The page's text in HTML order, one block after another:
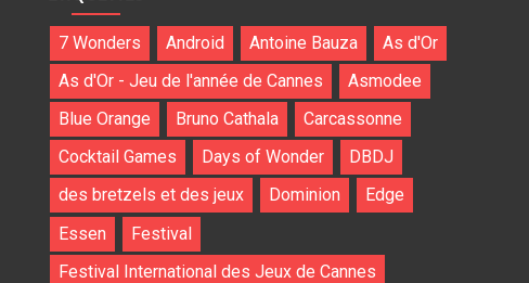
7 Wonders Android Antoine Bauza
As d'Or
As d'Or - Jeu de l'année de Cannes
Asmodee
Blue Orange
Bruno Cathala
Carcassonne
Cocktail Games
Days of Wonder
DBDJ
des bretzels et des jeux
Dominion
Edge
Essen
Festival
Festival International des Jeux de Cannes